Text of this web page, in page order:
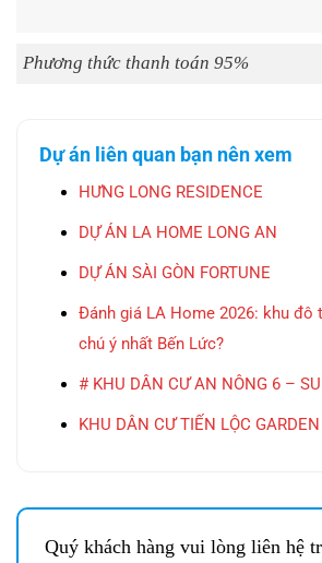
Phương thức thanh toán 95%
Dự án liên quan bạn nên xem
HƯNG LONG RESIDENCE
DỰ ÁN LA HOME LONG AN
DỰ ÁN SÀI GÒN FORTUNE
Đánh giá LA Home 2026: khu đô
chú ý nhất Bến Lức?
# KHU DÂN CƯ AN NÔNG 6 –
KHU DÂN CƯ TIẾN LỘC GARDEN
Quý khách hàng vui lòng liên hệ